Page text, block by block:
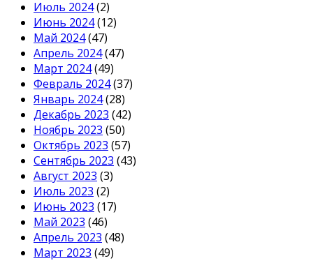
Июль 2024(2)
Июнь 2024(12)
Май 2024(47)
Апрель 2024(47)
Март 2024(49)
Февраль 2024(37)
Январь 2024(28)
Декабрь 2023 (42)
Ноябрь 2023 (50)
Октябрь 2023 (57)
Сентябрь 2023 (43)
Август 2023 (3)
Июль 2023 (2)
Июнь 2023 (17)
Май 2023 (46)
Апрель 2023 (48)
Март 2023 (49)